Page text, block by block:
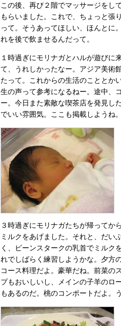
この後、再び２階でマッサージをし
もらいました。これで、ちょっと張
って。そうあってほしい、ほんとに
れを後で飲ませるんだって。
１時過ぎにモリナガとハルが遊びに
て、うれしかったなー。アジア美術
たって。これからの生活のこととか
生の声って参考になるねー。途中、
ー。今日また素敵な喫茶店を発見し
でいい雰囲気。ここも掲載しようね。
３時過ぎにモリナガたちが帰ってか
ミルクをあげました。それと、だい
く、ビーンスタークの乳首でミルク
れでしばらく練習しようかな。夕方
コース料理だよ。豪華だね。前菜の
プもおいしいし、メインの子羊のロ
もあるのだ。桃のコンポートだよ。